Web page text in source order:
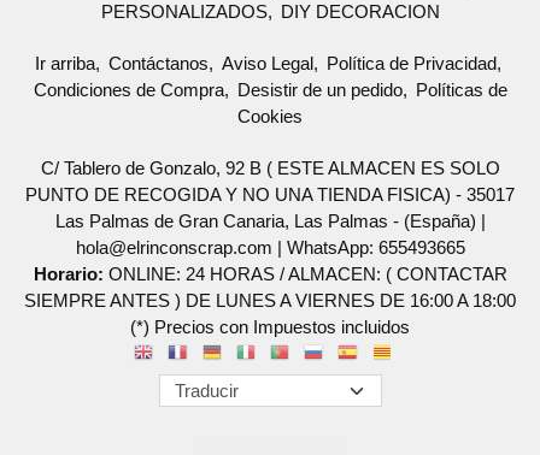
PERSONALIZADOS
DIY DECORACION
Ir arriba Contáctanos Aviso Legal
Política de Privacidad
Condiciones de Compra
Desistir de un pedido
Políticas de
Cookies
C/ Tablero de Gonzalo, 92 B ( ESTE ALMACEN ES SOLO
PUNTO DE RECOGIDA Y NO UNA TIENDA FISICA) - 35017
Las Palmas de Gran Canaria, Las Palmas - (España) |
hola@elrinconscrap.com | WhatsApp: 655493665
Horario: ONLINE: 24 HORAS / ALMACEN: ( CONTACTAR
SIEMPRE ANTES ) DE LUNES A VIERNES DE 16:00 A 18:00
(*) Precios con Impuestos incluidos